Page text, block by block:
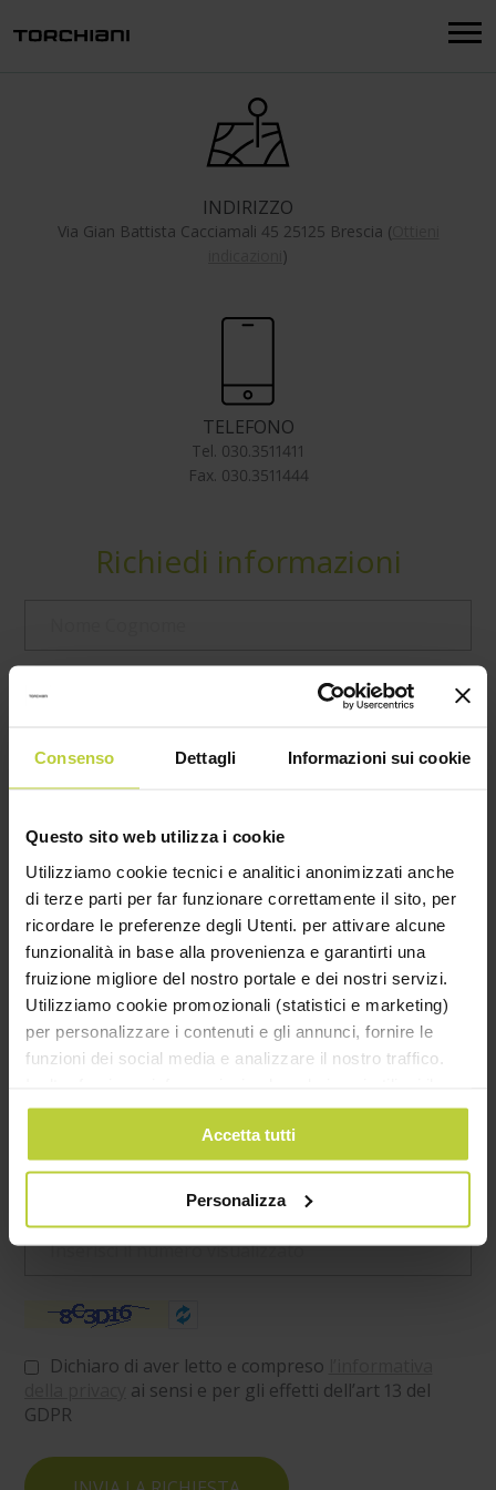
Consenso Dettagli Informazioni sui cookie
Questo sito web utilizza i cookie
Utilizziamo cookie tecnici e analitici anonimizzati anche
di terze parti per far funzionare correttamente il sito, per
ricordare le preferenze degli Utenti. per attivare alcune
funzionalità in base alla provenienza e garantirti una
fruizione migliore del nostro portale e dei nostri servizi.
Utilizziamo cookie promozionali (statistici e marketing)
per personalizzare i contenuti e gli annunci, fornire le
funzioni dei social media e analizzare il nostro traffico.
nostro sito ai nostri partner che si occupano di analisi dei
dati web, pubblicità e social media, i quali potrebbero
combinarle con altre informazioni che hai fornito loro o
che hanno raccolto in base al tuo utilizzo dei loro servizi.
cookie potranno essere implementati ad esclusione di
implementare tutti i cookie. Chiudendo questo banner
funzionamento del sito. Per tutte le informazioni complete
ti invitiamo a consultare le "Informazioni sui Cookie" qui
Accetta tutti
Personalizza
INDIRIZZO
Via Gian Battista Cacciamali 45 25125 Brescia (
)
TELEFONO
Tel. 030.3511411
Fax. 030.3511444
Richiedi informazioni
Dichiaro di aver letto e compreso
ai sensi e per gli effetti dell’art 13 del
GDPR